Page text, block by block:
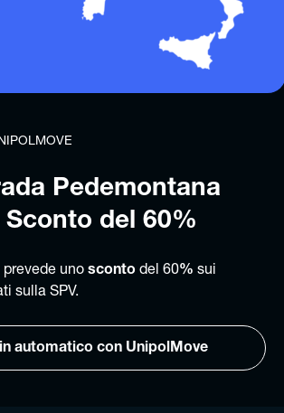
Pedemontana
Sconto del 60%
uno sconto del 60% sui
sulla SPV.
automatico con UnipolMove